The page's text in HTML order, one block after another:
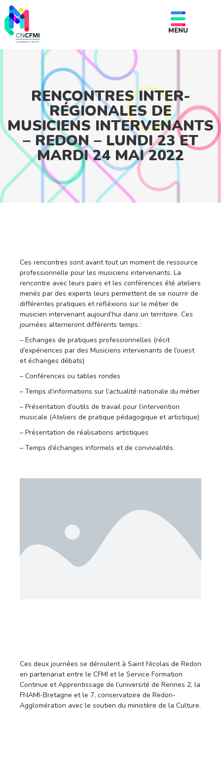
MENU
RENCONTRES INTER-
RÉGIONALES DE
MUSICIENS INTERVENANTS
– REDON – LUNDI 23 ET
MARDI 24 MAI 2022
Ces rencontres sont avant tout un moment de ressource
professionnelle pour les musiciens intervenants. La
rencontre avec leurs pairs et les conférences été ateliers
menés par des experts leurs permettent de se nourrir de
différentes pratiques et refléxions sur le métier de
musicien intervenant aujourd’hui dans un territoire. Ces
journées alterneront différents temps :
– Echanges de pratiques professionnelles (récit
d’expériences par des Musiciens intervenants de l’ouest
et échanges débats)
– Conférences ou tables rondes
– Temps d’informations sur l’actualité nationale du métier
– Présentation d’outils de travail pour l’intervention
musicale (Ateliers de pratique pédagogique et artistique)
– Présentation de réalisations artistiques
– Temps d’échanges informels et de convivialités.
Ces deux journées se déroulent à Saint Nicolas de Redon
en partenariat entre le CFMI et le Service Formation
Continue et Apprentissage de l’université de Rennes 2, la
FNAMI-Bretagne et le 7, conservatoire de Redon-
Agglomération avec le soutien du ministère de la Culture.